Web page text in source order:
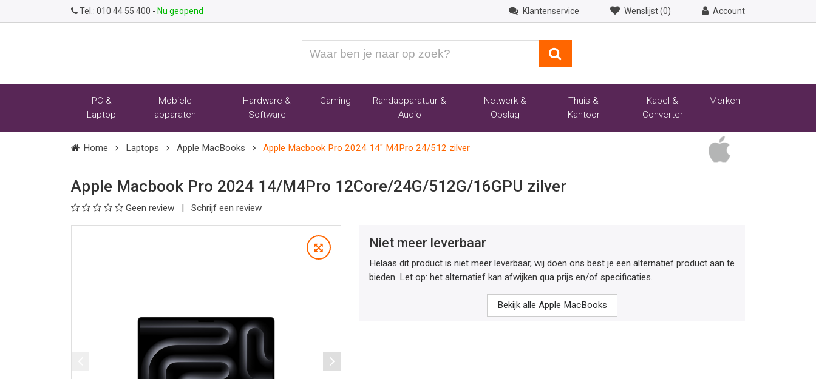
Tel.: 010 44 55 400 - Nu geopend Klantenservice Wenslijst (0) Account
ben
naar
PC &
Laptop
Mobiele
apparaten
Hardware &
Software
Gaming
Randapparatuur &
Audio
Netwerk &
Opslag
Thuis &
Kantoor
Kabel &
Converter
Merken
Home Laptops Apple MacBooks Apple Macbook Pro 2024 14" M4Pro 24/512 zilver
Apple Macbook Pro 2024 14/M4Pro 12Core/24G/512G/16GPU zilver
Geen review Schrijf een review
Niet meer leverbaar
Helaas dit product is niet meer leverbaar, wij doen ons best je een alternatief product aan te
bieden. Let op: het alternatief kan afwijken qua prijs en/of specificaties.
Bekijk alle Apple MacBooks